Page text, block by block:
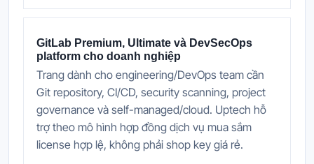
GitLab Premium, Ultimate và DevSecOps
platform cho doanh nghiệp
Trang dành cho engineering/DevOps team cần
Git repository, CI/CD, security scanning, project
governance và self-managed/cloud. Uptech hỗ
trợ theo mô hình hợp đồng dịch vụ mua sắm
license hợp lệ, không phải shop key giá rẻ.